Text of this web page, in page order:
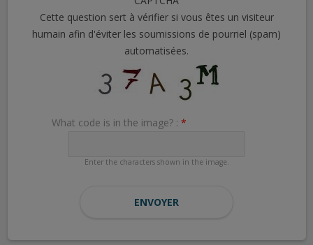
Cette question sert à vérifier si vous êtes un visiteur
humain afin d'éviter les soumissions de pourriel (spam)
automatisées.
What code is in the image? : *
Enter the characters shown in the image.